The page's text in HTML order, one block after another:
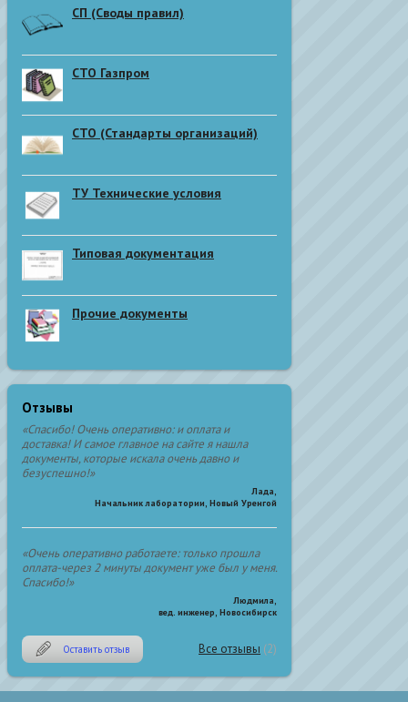
СП (Своды правил)
СТО Газпром
СТО (Стандарты организаций)
ТУ Технические условия
Типовая документация
Прочие документы
Отзывы
«Спасибо! Очень оперативно: и оплата и
доставка! И самое главное на сайте я нашла
документы, которые искала очень давно и
безуспешно!»
Лада,
Начальник лаборатории, Новый Уренгой
«Очень оперативно работаете: только прошла
оплата-через 2 минуты документ уже был у меня.
Спасибо!»
Людмила,
вед. инженер, Новосибирск
Оставить отзыв Все отзывы (2)